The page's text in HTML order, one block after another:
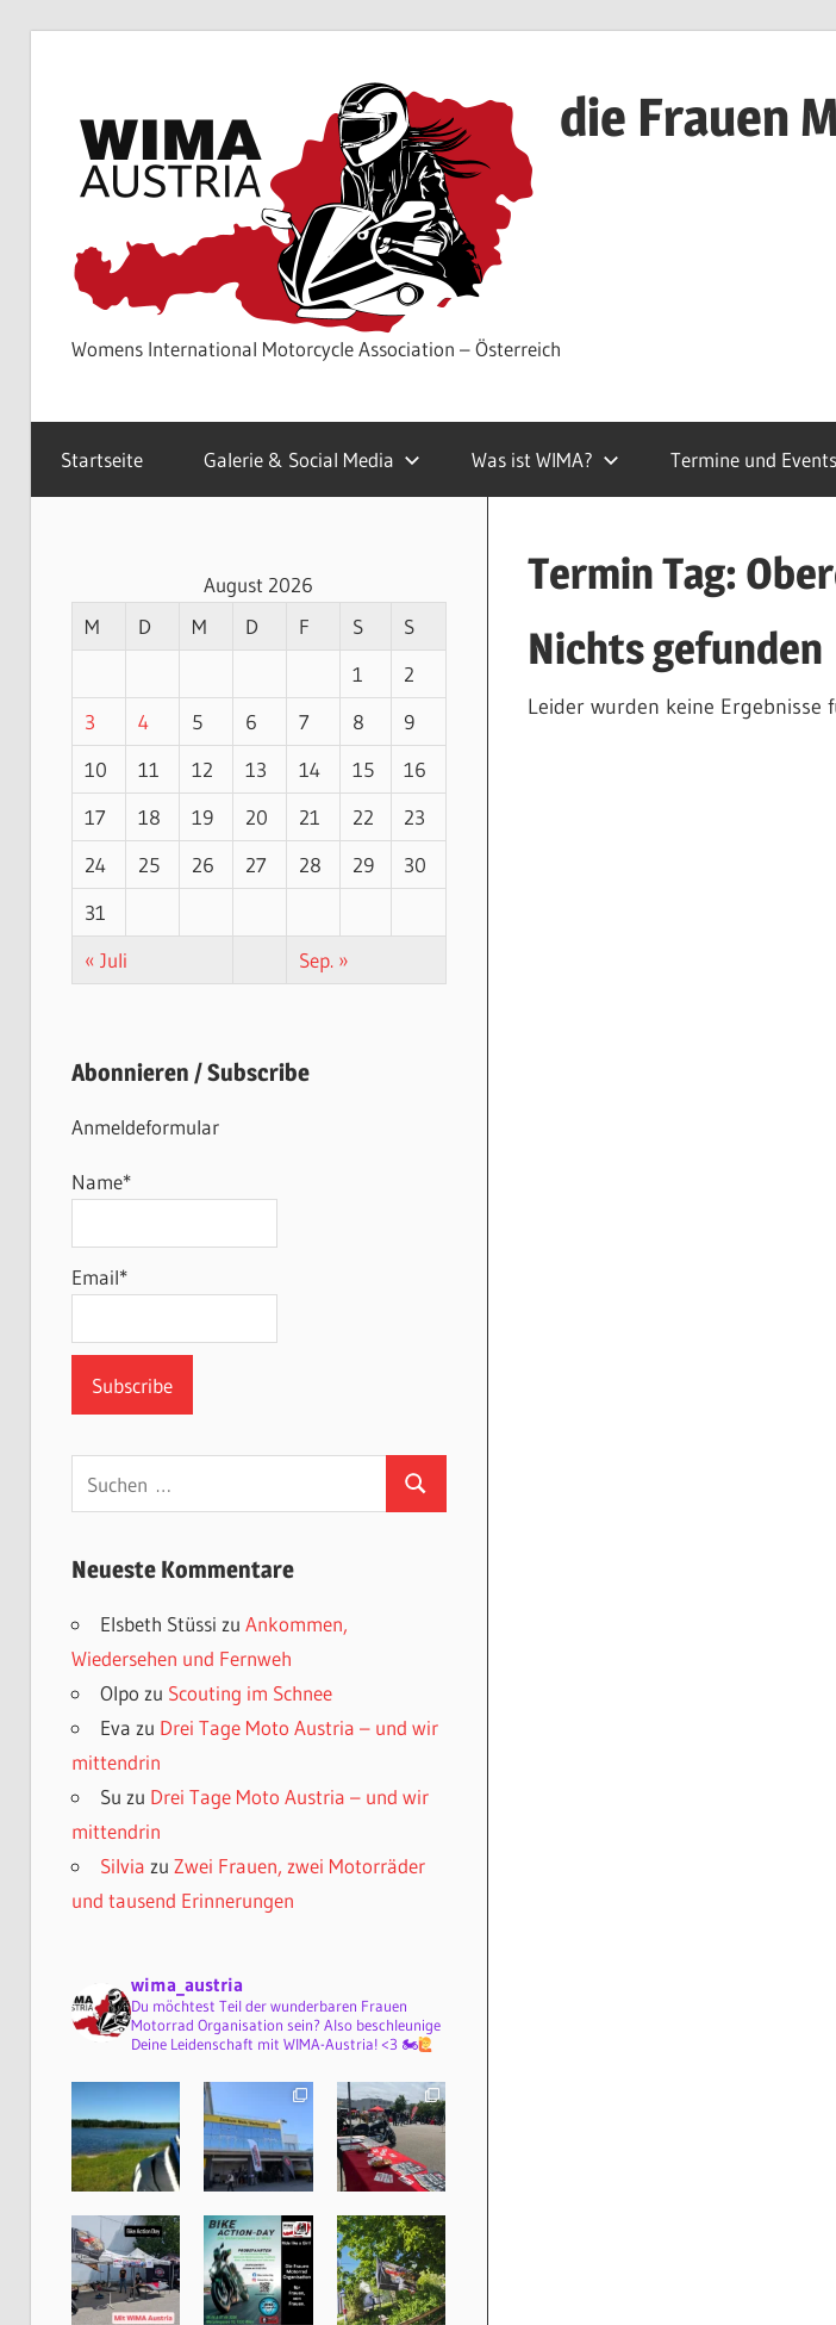
springen
die Frauen
Womens International Motorcycle Association – Österreich
Startseite Galerie & Social Media Was ist WIMA? Termine und Events
Termin Tag:
Nichts gefunden
Leider wurden keine Ergebnisse
August 2026
M
D M D F S
S
1
2
3
4 5 6 7 8
9
10
11 12 13 14 15
16
17
18 19 20 21 22
23
24
25 26 27 28 29
30
31
« Juli
Sep. »
Abonnieren / Subscribe
Anmeldeformular
Name*
Email*
nach:
Suchen
Neueste Kommentare
Elsbeth Stüssi zu Ankommen,
Wiedersehen und Fernweh
Olpo zu Scouting im Schnee
Eva zu Drei Tage Moto Austria – und wir
mittendrin
Su zu Drei Tage Moto Austria – und wir
mittendrin
Silvia zu Zwei Frauen, zwei Motorräder
und tausend Erinnerungen
wima_austria
Du möchtest Teil der wunderbaren Frauen
Motorrad Organisation sein? Also beschleunige
Deine Leidenschaft mit WIMA-Austria! <3 🏍